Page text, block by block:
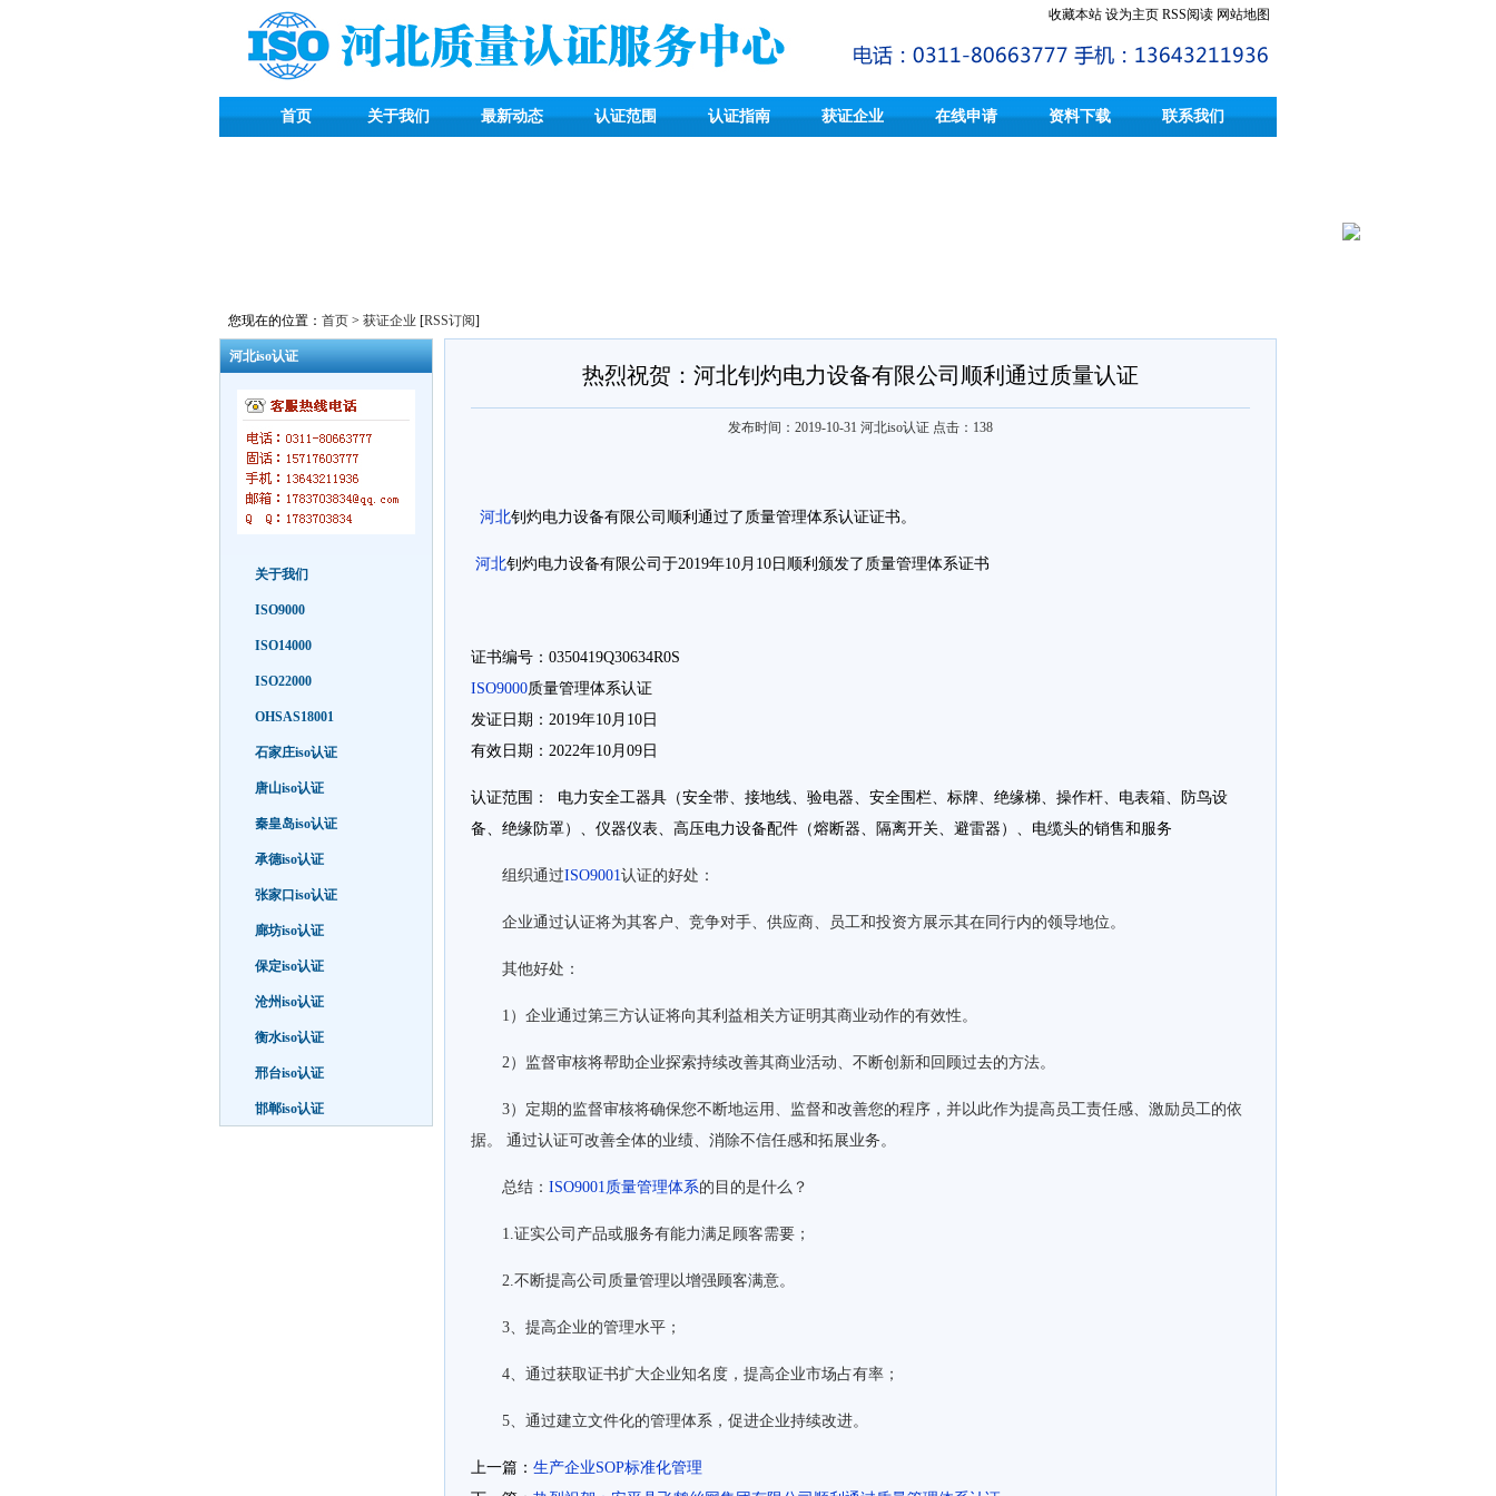
收藏本站 设为主页 RSS阅读 网站地图
首页 关于我们 最新动态 认证范围 认证指南 获证企业 在线申请 资料下载 联系我们
您现在的位置： 首页 > 获证企业 [RSS订阅]
河北iso认证
关于我们
ISO9000
ISO14000
ISO22000
OHSAS18001
石家庄iso认证
唐山iso认证
秦皇岛iso认证
承德iso认证
张家口iso认证
廊坊iso认证
保定iso认证
沧州iso认证
衡水iso认证
邢台iso认证
邯郸iso认证
热烈祝贺：河北钊灼电力设备有限公司顺利通过质量认证
发布时间：2019-10-31 河北iso认证 点击： 138
河北钊灼电力设备有限公司顺利通过了质量管理体系认证证书。
河北钊灼电力设备有限公司于2019年10月10日顺利颁发了质量管理体系证书
证书编号：0350419Q30634R0S
ISO9000质量管理体系认证
发证日期：2019年10月10日
有效日期：2022年10月09日
认证范围： 电力安全工器具（安全带、接地线、验电器、安全围栏、标牌、绝缘梯、操作杆、电表箱、防鸟设
备、绝缘防罩）、仪器仪表、高压电力设备配件（熔断器、隔离开关、避雷器）、电缆头的销售和服务
组织通过ISO9001认证的好处：
企业通过认证将为其客户、竞争对手、供应商、员工和投资方展示其在同行内的领导地位。
其他好处：
1）企业通过第三方认证将向其利益相关方证明其商业动作的有效性。
2）监督审核将帮助企业探索持续改善其商业活动、不断创新和回顾过去的方法。
3）定期的监督审核将确保您不断地运用、监督和改善您的程序，并以此作为提高员工责任感、激励员工的依
据。 通过认证可改善全体的业绩、消除不信任感和拓展业务。
总结： ISO9001质量管理体系的目的是什么？
1.证实公司产品或服务有能力满足顾客需要；
2.不断提高公司质量管理以增强顾客满意。
3、提高企业的管理水平；
4、通过获取证书扩大企业知名度，提高企业市场占有率；
5、通过建立文件化的管理体系，促进企业持续改进。
上一篇： 生产企业SOP标准化管理